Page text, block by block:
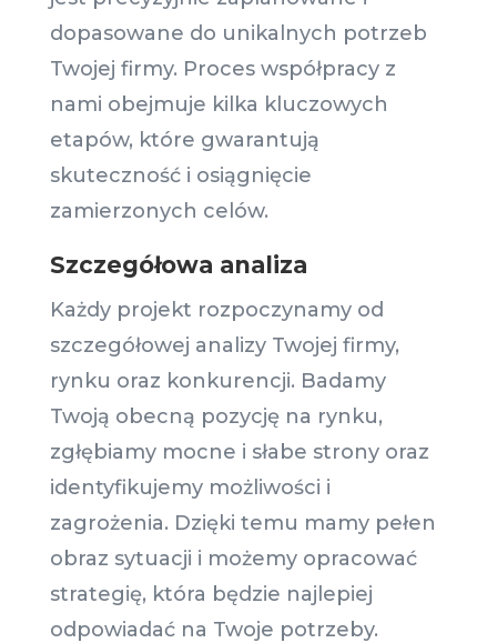
dopasowane do unikalnych potrzeb
Twojej firmy. Proces współpracy z
nami obejmuje kilka kluczowych
etapów, które gwarantują
skuteczność i osiągnięcie
zamierzonych celów.
Szczegółowa analiza
Każdy projekt rozpoczynamy od
szczegółowej analizy Twojej firmy,
rynku oraz konkurencji. Badamy
Twoją obecną pozycję na rynku,
zgłębiamy mocne i słabe strony oraz
identyfikujemy możliwości i
zagrożenia. Dzięki temu mamy pełen
obraz sytuacji i możemy opracować
strategię, która będzie najlepiej
odpowiadać na Twoje potrzeby.